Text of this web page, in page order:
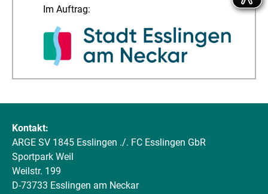
Im Auftrag:
Kontakt:
ARGE SV 1845 Esslingen ./. FC Esslingen GbR
Sportpark Weil
Weilstr. 199
D-73733 Esslingen am Neckar